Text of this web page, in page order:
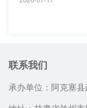
联系我们
承办单位：阿克塞